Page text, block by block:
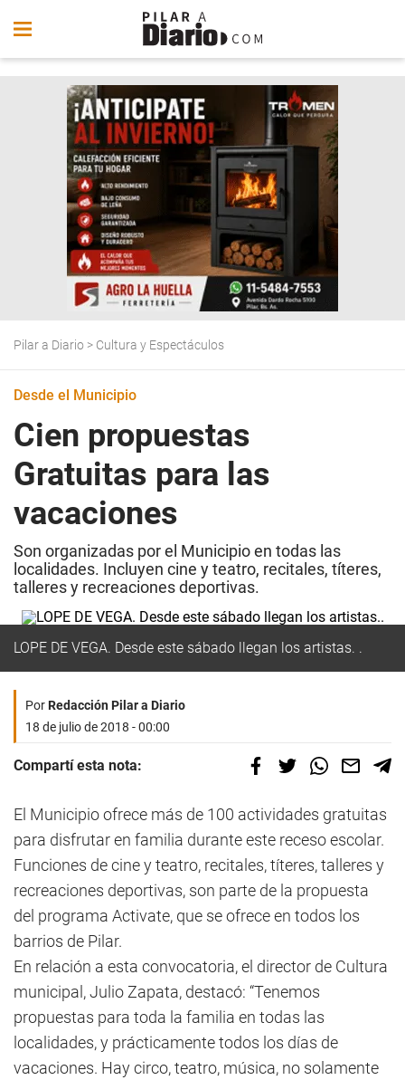
Pilar a Diario > Cultura y Espectáculos
Desde el Municipio
Cien propuestas
Gratuitas para las
vacaciones
Son organizadas por el Municipio en todas las
localidades. Incluyen cine y teatro, recitales, títeres,
talleres y recreaciones deportivas.
LOPE DE VEGA. Desde este sábado llegan los artistas. .
PorRedacción Pilar a Diario
18 de julio de 2018 - 00:00
Compartí esta nota:
El Municipio ofrece más de 100 actividades gratuitas
para disfrutar en familia durante este receso escolar.
Funciones de cine y teatro, recitales, títeres, talleres y
recreaciones deportivas, son parte de la propuesta
del programa Activate, que se ofrece en todos los
barrios de Pilar.
En relación a esta convocatoria, el director de Cultura
municipal, Julio Zapata, destacó: “Tenemos
propuestas para toda la familia en todas las
localidades, y prácticamente todos los días de
vacaciones. Hay circo, teatro, música, no solamente